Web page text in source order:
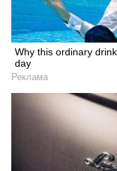
Why this ordinary
day
Реклама